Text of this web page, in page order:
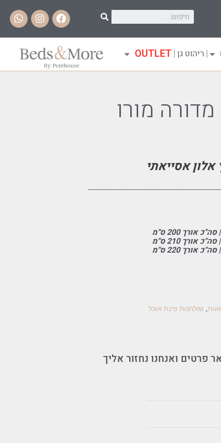
ריהוט גן OUTLET
מורו
אסייאתי
, שולחנות פינת אוכל
פרטים ואנחנו נחזור אליך